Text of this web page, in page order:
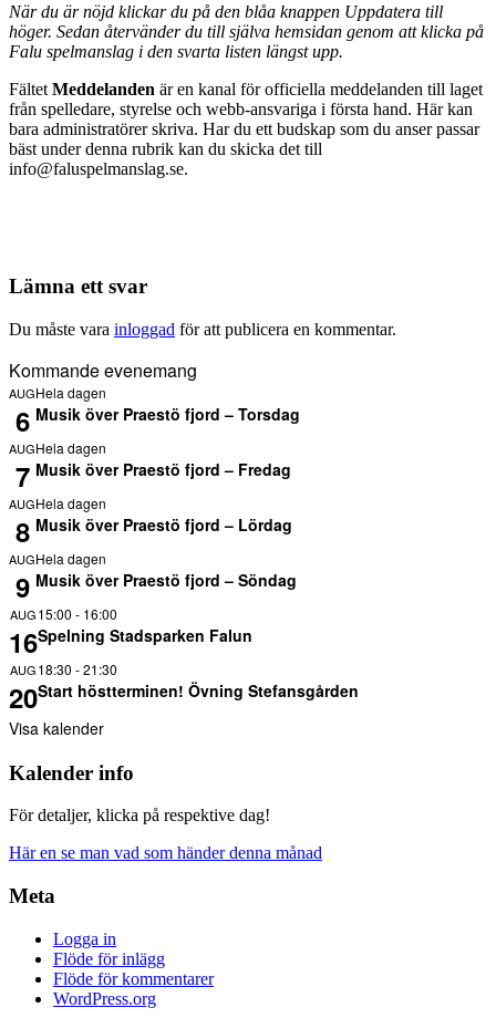
När du är nöjd klickar du på den blåa knappen Uppdatera till
höger. Sedan återvänder du till själva hemsidan genom att klicka på
Falu spelmanslag i den svarta listen längst upp.
Fältet Meddelanden är en kanal för officiella meddelanden till laget
från spelledare, styrelse och webb-ansvariga i första hand. Här kan
bara administratörer skriva. Har du ett budskap som du anser passar
bäst under denna rubrik kan du skicka det till
info@faluspelmanslag.se.
Lämna ett svar
Du måste vara inloggad för att publicera en kommentar.
Kommande evenemang
AUG
6
Hela dagen
Musik över Praestö fjord – Torsdag
AUG
7
Hela dagen
Musik över Praestö fjord – Fredag
AUG
8
Hela dagen
Musik över Praestö fjord – Lördag
AUG
9
Hela dagen
Musik över Praestö fjord – Söndag
AUG
16
15:00 - 16:00
Spelning Stadsparken Falun
AUG
20
18:30 -21:30
Start höstterminen! Övning Stefansgården
Visa kalender
Kalender info
För detaljer, klicka på respektive dag!
Här en se man vad som händer denna månad
Meta
Logga in
Flöde för inlägg
Flöde för kommentarer
WordPress.org